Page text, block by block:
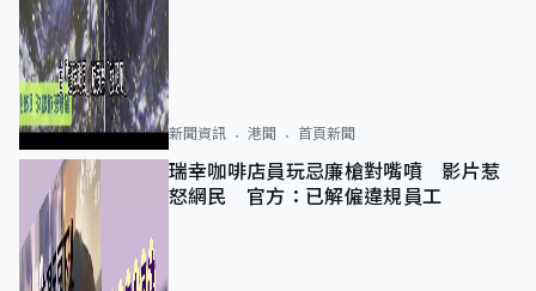
新聞資訊 港聞 首頁新聞
瑞幸咖啡店員玩忌廉槍對嘴噴 影片惹
怒網民 官方：已解僱違規員工